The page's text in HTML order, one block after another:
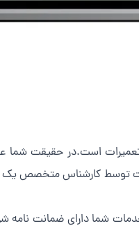
سرویس آنلاین با سایر شرکت‌های خدماتی ارائه ۶ ماه ضمانت
توسط کارشناس متخصص یک
است و به مدت ۶ ماه از زمان صدور این فاکتور خدمات